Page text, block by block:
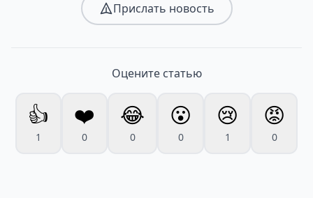
Прислать новость
Оцените статью
👍
1
❤️
0
😂
0
😮
0
😢
1
😡
0